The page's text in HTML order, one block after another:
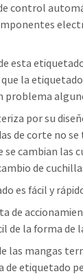
control
esta
la
problema
por su
de corte no se
cambian las
de
es fácil y
de
de la forma de
las mangas
de etiquetado